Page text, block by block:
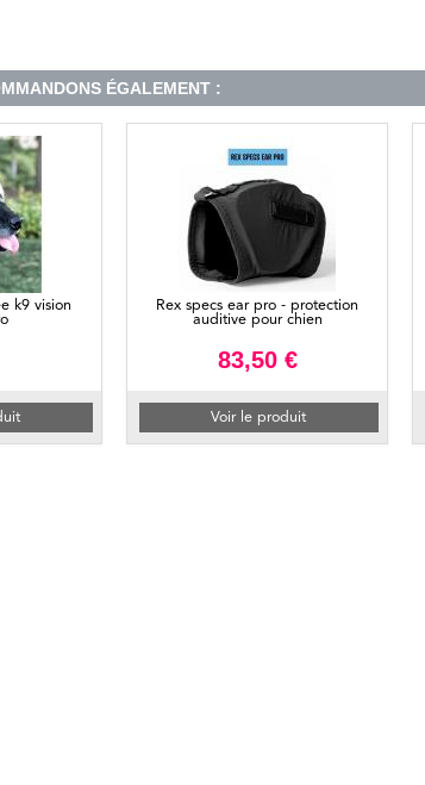
ÉGALEMENT :
k9 vision
Rex specs ear pro - protection
auditive pour chien
83,50 €
Voir le produit